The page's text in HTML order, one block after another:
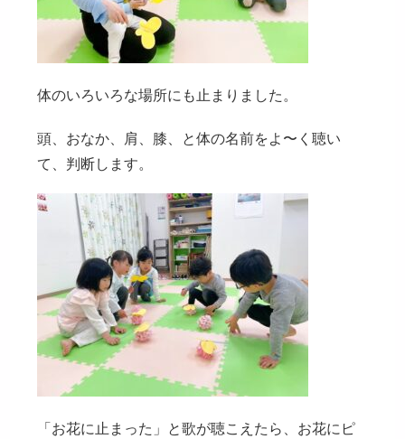
体のいろいろな場所にも止まりました。
頭、おなか、肩、膝、と体の名前をよ〜く聴い
て、判断します。
「お花に止まった」と歌が聴こえたら、お花にピ